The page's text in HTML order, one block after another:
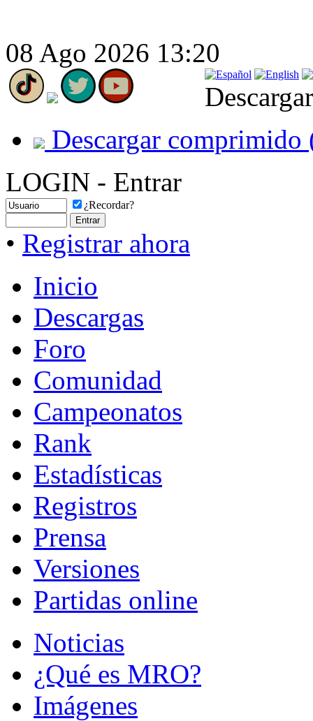
08 Ago 2026 13:20
Descargar comprimido
LOGIN - Entrar
¿Recordar?
• Registrar ahora
Inicio
Descargas
Foro
Comunidad
Campeonatos
Rank
Estadísticas
Registros
Prensa
Versiones
Partidas online
Noticias
¿Qué es MRO?
Imágenes